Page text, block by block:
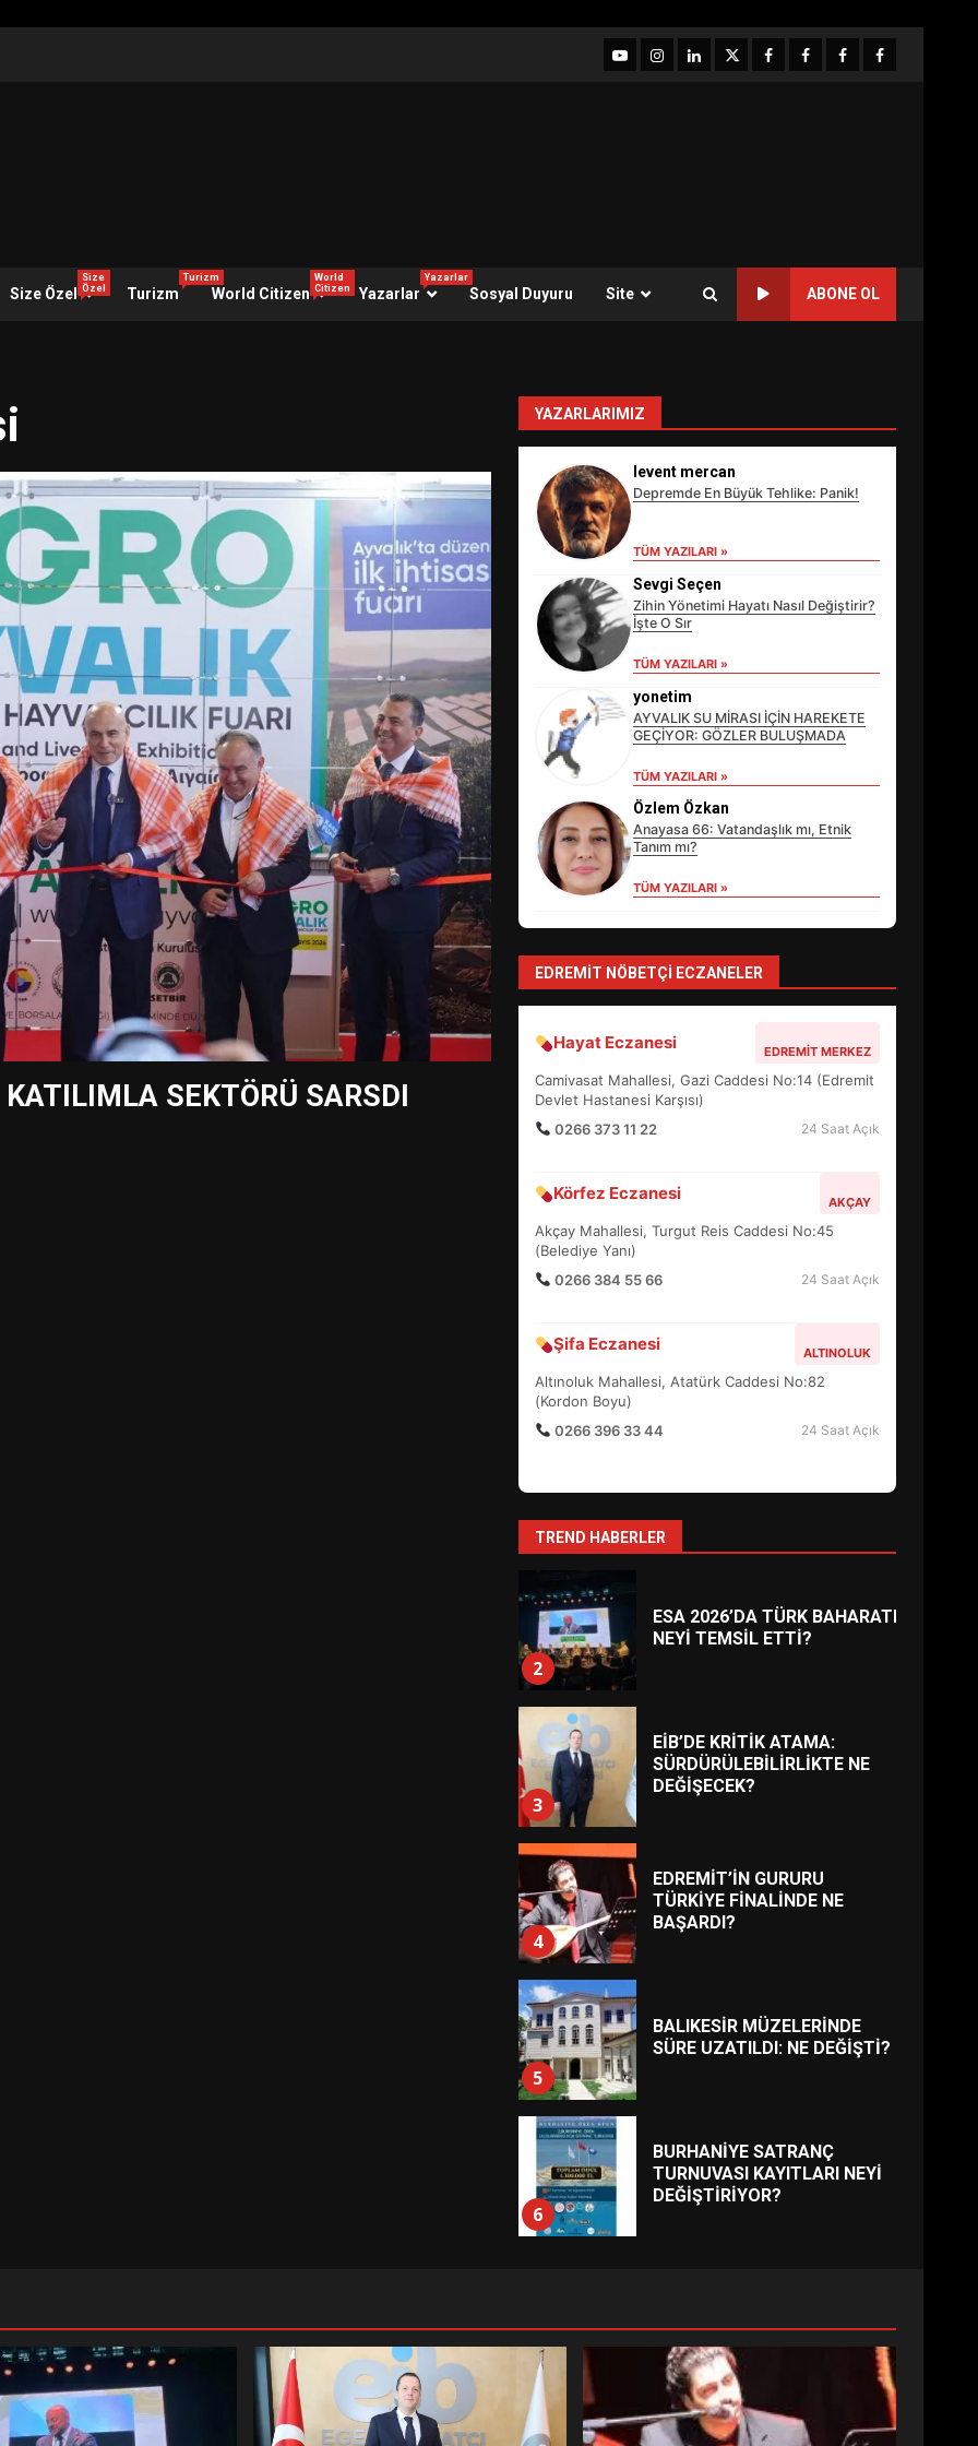
YouTubeInstagram
LinkedIntwitterfacebook-Facebook-
Facebook-Facebook-
Size Özel
Size
Özel
Turizm
Turizm
World Citizen
World
Citizen
Yazarlar
Yazarlar
Sosyal Duyuru Site ABONE OL
SEKTÖRÜ SARSDI
YAZARLARIMIZ
levent mercan
Depremde En Büyük Tehlike: Panik!
TÜM YAZILARI »
Sevgi Seçen
Zihin Yönetimi Hayatı Nasıl Değiştirir?
İşte O Sır
TÜM YAZILARI »
yonetim
AYVALIK SU MİRASI İÇİN HAREKETE
GEÇİYOR: GÖZLER BULUŞMADA
TÜM YAZILARI »
Özlem Özkan
Anayasa 66: Vatandaşlık mı, Etnik
Tanım mı?
TÜM YAZILARI »
EDREMIT NÖBETÇI ECZANELER
Hayat Eczanesi EDREMIT MERKEZ
Camivasat Mahallesi, Gazi Caddesi No:14 (Edremit
Devlet Hastanesi Karşısı)
0266 373 11 22
24 Saat Açık
Körfez Eczanesi AKÇAY
Akçay Mahallesi, Turgut Reis Caddesi No:45
(Belediye Yanı)
0266 384 55 66
24 Saat Açık
Şifa Eczanesi ALTINOLUK
Altınoluk Mahallesi, Atatürk Caddesi No:82
(Kordon Boyu)
0266 396 33 44
24 Saat Açık
TREND HABERLER
3
EİB’DE KRİTİK ATAMA:
SÜRDÜRÜLEBİLİRLİKTE NE
DEĞİŞECEK?
4
BAŞARDI?
5
BALIKESİR MÜZELERİNDE
SÜRE UZATILDI: NE DEĞİŞTİ?
6
BURHANİYE SATRANÇ
DEĞİŞTİRİYOR?
7
BURHANİYE
BELEDİYESPOR’DA YENİ
YÖNETİM NASIL ŞEKİLLENDİ?
1
HAREKETE GEÇİYOR: GÖZLER
2
ESA 2026’DA TÜRK BAHARATI
NEYİ TEMSİL ETTİ?
3
EİB’DE KRİTİK ATAMA:
SÜRDÜRÜLEBİLİRLİKTE NE
DEĞİŞECEK?
4
EDREMİT’İN GURURU
TÜRKİYE FİNALİNDE NE
BAŞARDI?
5
BALIKESİR MÜZELERİNDE
SÜRE UZATILDI: NE DEĞİŞTİ?
6
BURHANİYE SATRANÇ
TURNUVASI KAYITLARI NEYİ
DEĞİŞTİRİYOR?
7
YÖNETİM NASIL ŞEKİLLENDİ?
AYVALIK SU MİRASI İÇİN